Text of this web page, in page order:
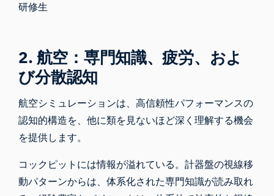
研修生
2. 航空：専門知識、疲労、およ
び分散認知
航空シミュレーションは、高信頼性パフォーマンスの
認知的構造を、他に類を見ないほど深く理解する機会
を提供します。
コックピットには情報が溢れている。計器盤の視線移
動パターンからは、体系化された専門知識が読み取れ